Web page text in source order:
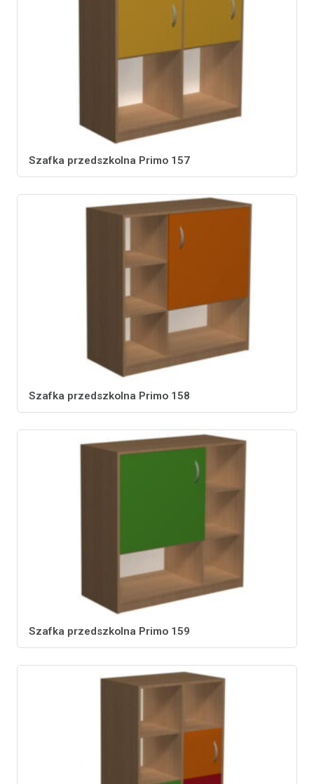
Szafka przedszkolna Primo 157
Szafka przedszkolna Primo 158
Szafka przedszkolna Primo 159